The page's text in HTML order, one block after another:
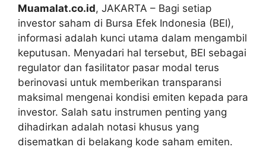
Muamalat.co.id, JAKARTA – Bagi setiap
investor saham di Bursa Efek Indonesia (BEI),
informasi adalah kunci utama dalam mengambil
keputusan. Menyadari hal tersebut, BEI sebagai
regulator dan fasilitator pasar modal terus
berinovasi untuk memberikan transparansi
maksimal mengenai kondisi emiten kepada para
investor. Salah satu instrumen penting yang
dihadirkan adalah notasi khusus yang
disematkan di belakang kode saham emiten.